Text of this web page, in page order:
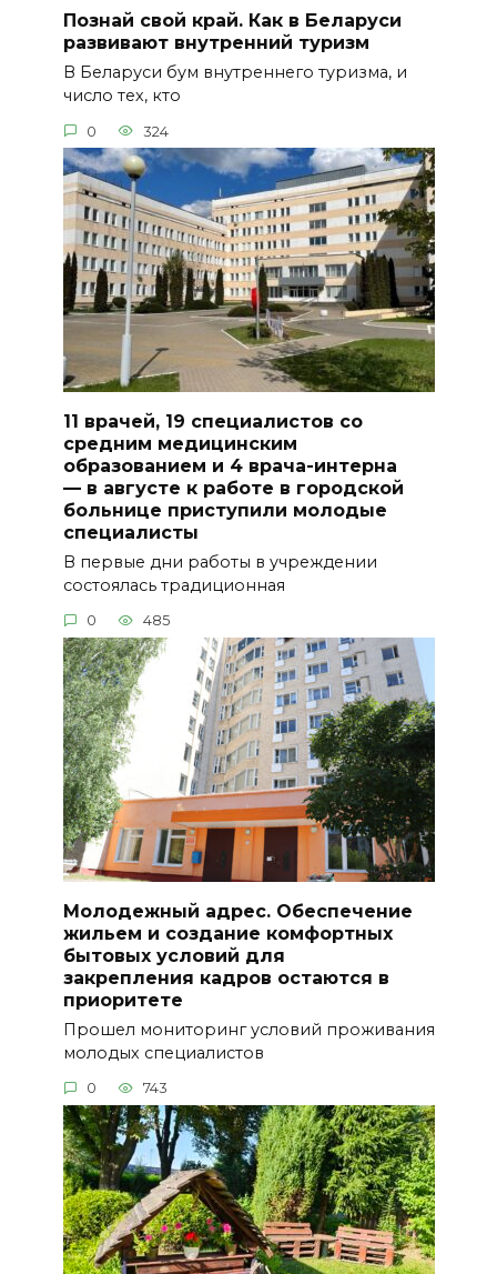
Познай свой край. Как в Беларуси
развивают внутренний туризм
В Беларуси бум внутреннего туризма, и
число тех, кто
0 324
11 врачей, 19 специалистов со
средним медицинским
образованием и 4 врача-интерна
— в августе к работе в городской
больнице приступили молодые
специалисты
В первые дни работы в учреждении
состоялась традиционная
0 485
Молодежный адрес. Обеспечение
жильем и создание комфортных
бытовых условий для
закрепления кадров остаются в
приоритете
Прошел мониторинг условий проживания
молодых специалистов
0 743